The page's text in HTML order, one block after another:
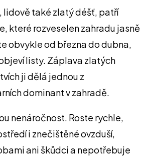
lidově také zlatý déšť, patří
které rozveselen zahradu jasně
obvykle od března do dubna,
listy. Záplava zlatých
ji dělá jednou z
dominant v zahradě.
nenáročnost. Roste rychle,
i znečištěné ovzduší,
ani škůdci a nepotřebuje